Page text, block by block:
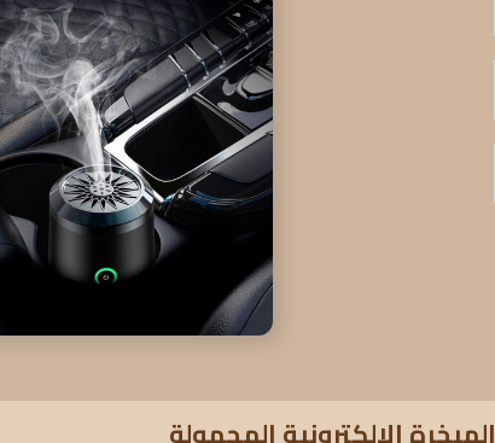
المبخرة الالكترونية المحمولة